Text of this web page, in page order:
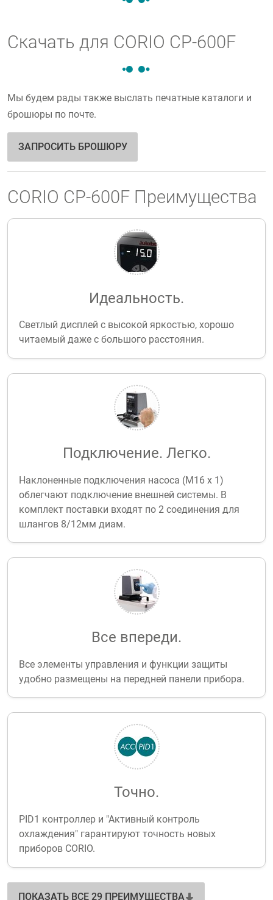
Скачать для CORIO CP-600F
Мы будем рады также выслать печатные каталоги и
брошюры по почте.
ЗАПРОСИТЬ БРОШЮРУ
CORIO CP-600F Преимущества
Идеальность.
Светлый дисплей с высокой яркостью, хорошо
читаемый даже с большого расстояния.
Подключение. Легко.
Наклоненные подключения насоса (М16 х 1)
облегчают подключение внешней системы. В
комплект поставки входят по 2 соединения для
шлангов 8/12мм диам.
Все впереди.
Все элементы управления и функции защиты
удобно размещены на передней панели прибора.
Точно.
PID1 контроллер и "Активный контроль
охлаждения" гарантируют точность новых
приборов CORIO.
ПОКАЗАТЬ ВСЕ 29 ПРЕИМУЩЕСТВА